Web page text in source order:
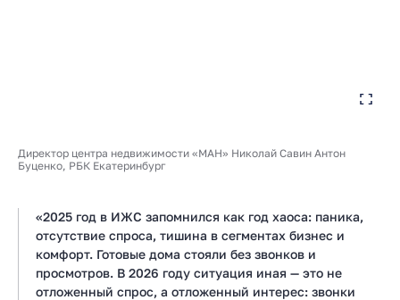
Директор центра недвижимости «МАН» Николай Савин Антон
Буценко, РБК Екатеринбург
«2025 год в ИЖС запомнился как год хаоса: паника,
отсутствие спроса, тишина в сегментах бизнес и
комфорт. Готовые дома стояли без звонков и
просмотров. В 2026 году ситуация иная — это не
отложенный спрос, а отложенный интерес: звонки